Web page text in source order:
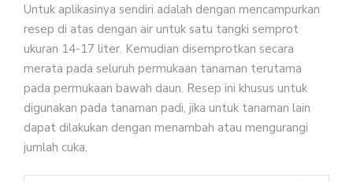
Untuk aplikasinya sendiri adalah dengan mencampurkan
resep di atas dengan air untuk satu tangki semprot
ukuran 14-17 liter. Kemudian disemprotkan secara
merata pada seluruh permukaan tanaman terutama
pada permukaan bawah daun. Resep ini khusus untuk
digunakan pada tanaman padi, jika untuk tanaman lain
dapat dilakukan dengan menambah atau mengurangi
jumlah cuka.